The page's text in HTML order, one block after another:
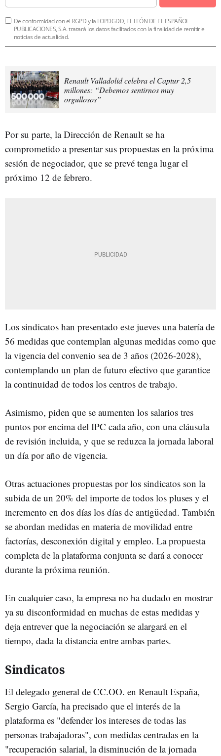
De conformidad con el RGPD y la LOPDGDD, EL LEÓN DE EL ESPAÑOL
PUBLICACIONES, S.A. tratará los datos facilitados con la finalidad de remitirle
noticias de actualidad.
Renault Valladolid celebra el Captur 2,5
millones: “Debemos sentirnos muy
orgullosos”
Por su parte, la Dirección de Renault se ha
comprometido a presentar sus propuestas en la próxima
sesión de negociador, que se prevé tenga lugar el
próximo 12 de febrero.
Los sindicatos han presentado este jueves una batería de
56 medidas que contemplan algunas medidas como que
la vigencia del convenio sea de 3 años (2026-2028),
contemplando un plan de futuro efectivo que garantice
la continuidad de todos los centros de trabajo.
Asimismo, piden que se aumenten los salarios tres
puntos por encima del IPC cada año, con una cláusula
de revisión incluida, y que se reduzca la jornada laboral
un día por año de vigencia.
Otras actuaciones propuestas por los sindicatos son la
subida de un 20% del importe de todos los pluses y el
incremento en dos días los días de antigüedad. También
se abordan medidas en materia de movilidad entre
factorías, desconexión digital y empleo. La propuesta
completa de la plataforma conjunta se dará a conocer
durante la próxima reunión.
En cualquier caso, la empresa no ha dudado en mostrar
ya su disconformidad en muchas de estas medidas y
deja entrever que la negociación se alargará en el
tiempo, dada la distancia entre ambas partes.
Sindicatos
El delegado general de CC.OO. en Renault España,
Sergio García, ha precisado que el interés de la
plataforma es "defender los intereses de todas las
personas trabajadoras", con medidas centradas en la
"recuperación salarial, la disminución de la jornada